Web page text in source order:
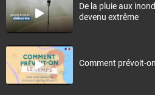
De la pluie aux
devenu extrême
Comment prévoit-